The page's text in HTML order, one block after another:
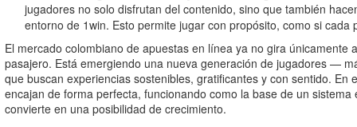
jugadores no solo disfrutan del contenido, sino que también
entorno de 1win. Esto permite jugar con propósito, como si
El mercado colombiano de apuestas en línea ya no gira únicamente
pasajero. Está emergiendo una nueva generación de jugadores —
que buscan experiencias sostenibles, gratificantes y con sentido. En
encajan de forma perfecta, funcionando como la base de un
convierte en una posibilidad de crecimiento.